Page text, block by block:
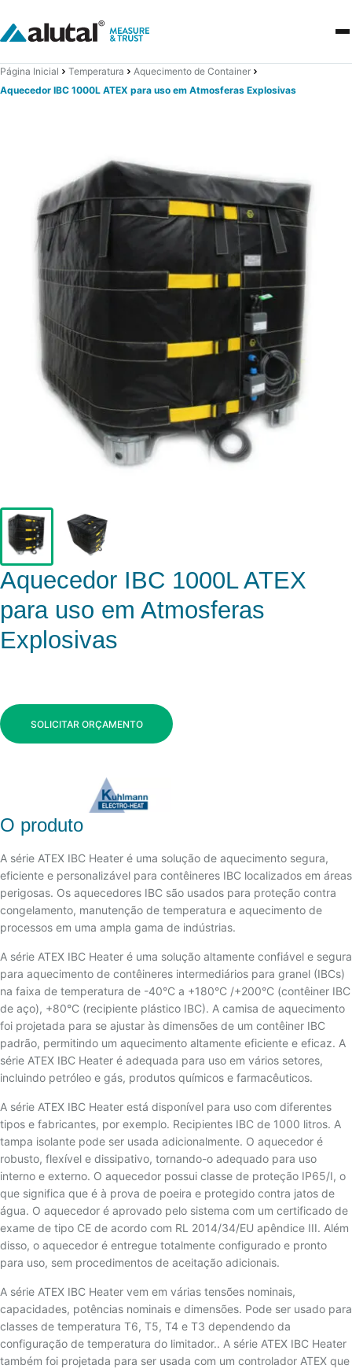
Página Inicial Temperatura
Aquecimento de Container
Aquecedor IBC 1000L ATEX para uso em Atmosferas Explosivas
Aquecedor IBC 1000L ATEX
para uso em Atmosferas
Explosivas
SOLICITAR ORÇAMENTO
O produto
A série ATEX IBC Heater é uma solução de aquecimento segura,
eficiente e personalizável para contêineres IBC localizados em áreas
perigosas. Os aquecedores IBC são usados ​​para proteção contra
congelamento, manutenção de temperatura e aquecimento de
processos em uma ampla gama de indústrias.
A série ATEX IBC Heater é uma solução altamente confiável e segura
para aquecimento de contêineres intermediários para granel (IBCs)
na faixa de temperatura de -40°C a +180°C /+200°C (contêiner IBC
de aço), +80°C (recipiente plástico IBC). A camisa de aquecimento
foi projetada para se ajustar às dimensões de um contêiner IBC
padrão, permitindo um aquecimento altamente eficiente e eficaz. A
série ATEX IBC Heater é adequada para uso em vários setores,
incluindo petróleo e gás, produtos químicos e farmacêuticos.
A série ATEX IBC Heater está disponível para uso com diferentes
tipos e fabricantes, por exemplo. Recipientes IBC de 1000 litros. A
tampa isolante pode ser usada adicionalmente. O aquecedor é
robusto, flexível e dissipativo, tornando-o adequado para uso
interno e externo. O aquecedor possui classe de proteção IP65/I, o
que significa que é à prova de poeira e protegido contra jatos de
água. O aquecedor é aprovado pelo sistema com um certificado de
exame de tipo CE de acordo com RL 2014/34/EU apêndice III. Além
disso, o aquecedor é entregue totalmente configurado e pronto
para uso, sem procedimentos de aceitação adicionais.
A série ATEX IBC Heater vem em várias tensões nominais,
capacidades, potências nominais e dimensões. Pode ser usado para
classes de temperatura T6, T5, T4 e T3 dependendo da
configuração de temperatura do limitador.. A série ATEX IBC Heater
também foi projetada para ser usada com um controlador ATEX que